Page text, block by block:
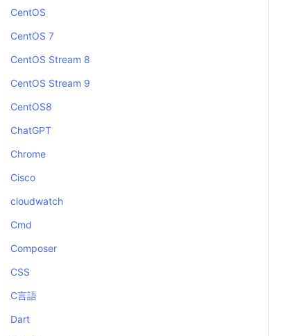
CentOS
CentOS 7
CentOS Stream 8
CentOS Stream 9
CentOS8
ChatGPT
Chrome
Cisco
cloudwatch
Cmd
Composer
CSS
C言語
Dart